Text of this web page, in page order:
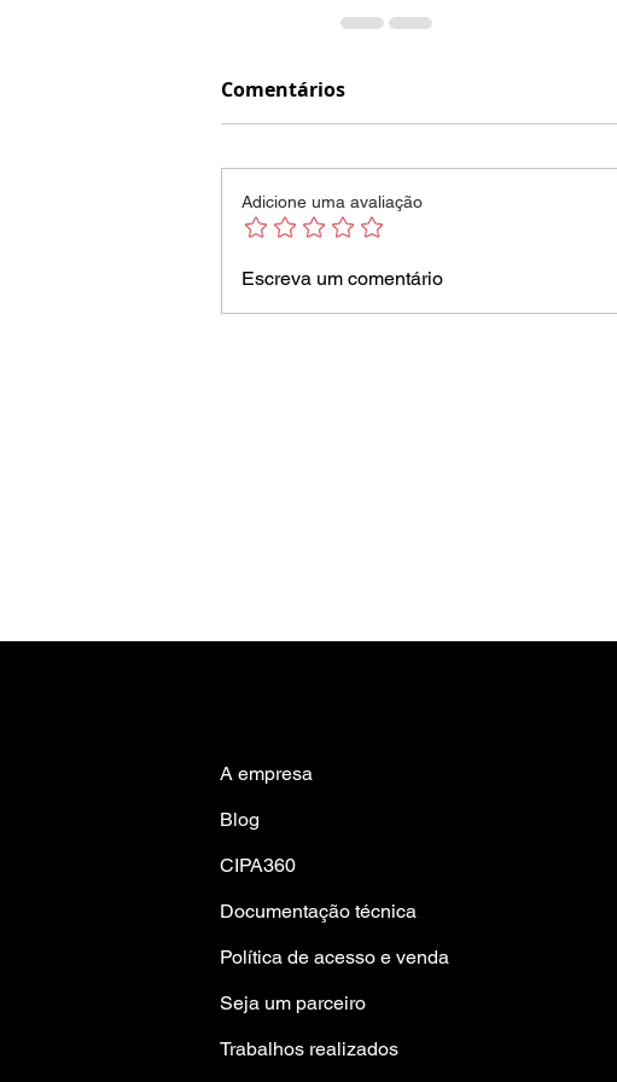
Comentários
Adicione uma avaliação
Escreva um comentário
A empresa
Blog
CIPA360
Documentação técnica
Política de acesso e venda
Seja um parceiro
Trabalhos realizados